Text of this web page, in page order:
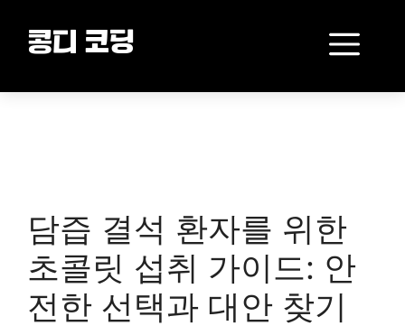
content콩디 코딩
담즙 결석 환자를 위한
초콜릿 섭취 가이드: 안
전한 선택과 대안 찾기